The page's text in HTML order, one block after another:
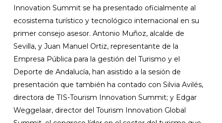
Innovation Summit se ha presentado oficialmente al
ecosistema turístico y tecnológico internacional en su
primer consejo asesor. Antonio Muñoz, alcalde de
Sevilla, y Juan Manuel Ortiz, representante de la
Empresa Pública para la gestión del Turismo y el
Deporte de Andalucía, han asistido a la sesión de
presentación que también ha contado con Silvia Avilés,
directora de TIS-Tourism Innovation Summit; y Edgar
Weggelaar, director del Tourism Innovation Global